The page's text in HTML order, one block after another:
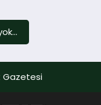
Gazetesi